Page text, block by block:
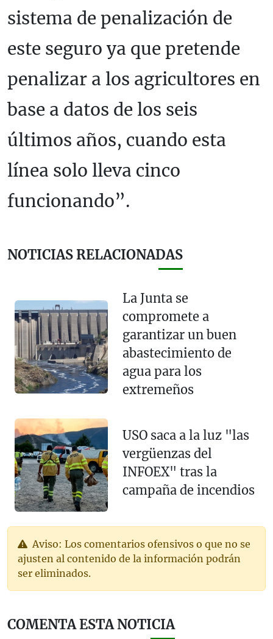
sistema de penalización de
este seguro ya que pretende
penalizar a los agricultores en
base a datos de los seis
últimos años, cuando esta
línea solo lleva cinco
funcionando”.
NOTICIAS RELACIONADAS
La Junta se
compromete a
garantizar un buen
abastecimiento de
agua para los
extremeños
USO saca a la luz "las
vergüenzas del
INFOEX" tras la
campaña de incendios
Aviso: Los comentarios ofensivos o que no se
ajusten al contenido de la información podrán
ser eliminados.
COMENTA ESTA NOTICIA